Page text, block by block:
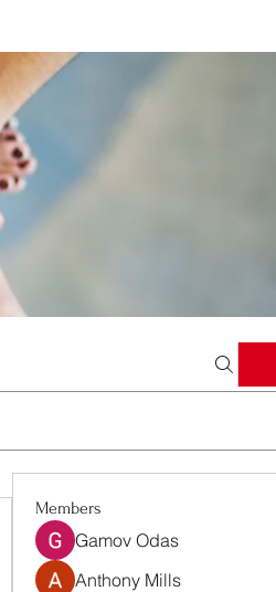
Members
Gamov Odas
Anthony Mills